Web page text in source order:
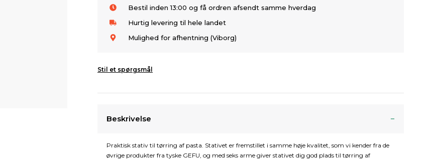
Bestil inden 13:00 og få ordren afsendt samme hverdag
Hurtig levering til hele landet
Mulighed for afhentning (Viborg)
Stil et spørgsmål
Beskrivelse
Praktisk stativ til tørring af pasta. Stativet er fremstillet i samme høje kvalitet, som vi kender fra de
øvrige produkter fra tyske GEFU, og med seks arme giver stativet dig god plads til tørring af